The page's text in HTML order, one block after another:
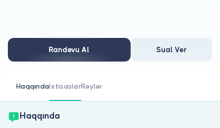
Həkimlər üçün
Həkim siniz?
Randevu Al Sual Ver
HaqqındaİxtisaslarRəylər
Haqqında